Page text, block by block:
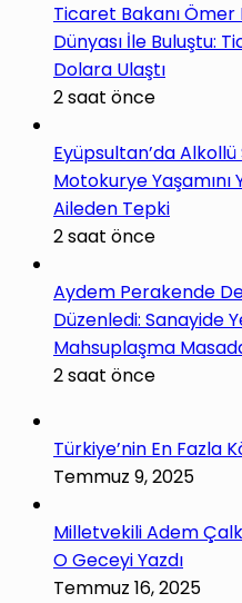
Ticaret Bakanı Ömer
Dünyası İle Buluştu:
Dolara Ulaştı
2 saat önce
Eyüpsultan’da
Motokurye Yaşamını
Aileden Tepki
2 saat önce
Aydem Perakende
Düzenledi: Sanayide
Mahsuplaşma
2 saat önce
Türkiye’nin En Fazla
Temmuz 9, 2025
Milletvekili Adem
O Geceyi Yazdı
Temmuz 16, 2025